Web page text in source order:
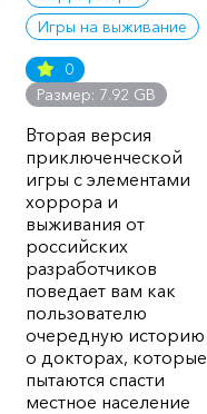
Игры на выживание
0
Размер: 7.92 GB
Вторая версия
приключенческой
игры с элементами
хоррора и
выживания от
российских
разработчиков
поведает вам как
пользователю
очередную историю
о докторах, которые
пытаются спасти
местное население